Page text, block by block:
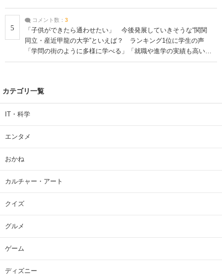
5
コメント数： 3
「子供ができたら通わせたい」 今後発展していきそうな“関関
同立・産近甲龍の大学”といえば？ ランキング1位に学生の声
「学問の街のように多様に学べる」「就職や進学の実績も高い」
| 大学 ねとらぼリサーチ
カテゴリ一覧
IT・科学
エンタメ
おかね
カルチャー・アート
クイズ
グルメ
ゲーム
ディズニー